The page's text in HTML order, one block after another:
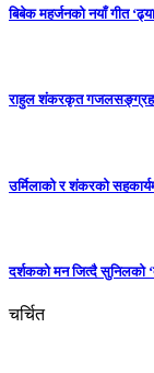
बिबेक महर्जनको नयाँ गीत
राहुल शंकरकृत गजलसङ्ग्रह
उर्मिलाको र शंकरको
दर्शकको मन जित्दै सुनिलको
चर्चित